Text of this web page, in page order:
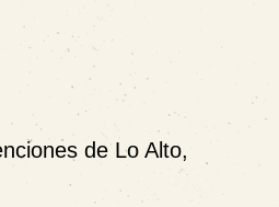
de Lo Alto,